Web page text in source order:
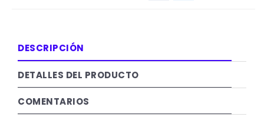
DESCRIPCIÓN
DETALLES DEL PRODUCTO
COMENTARIOS